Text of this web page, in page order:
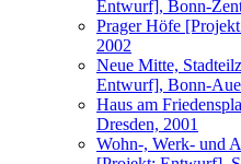
Entwurf], Bonn-
Prager Höfe
2002
Neue Mitte,
Entwurf], Bonn-
Haus am
Dresden, 2001
Wohn-, Werk- und